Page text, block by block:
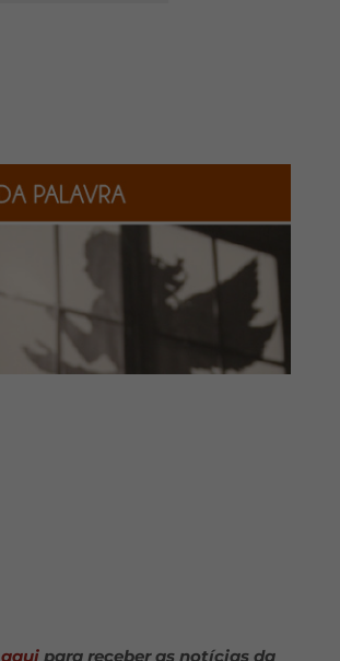
aquipara receber as notícias da